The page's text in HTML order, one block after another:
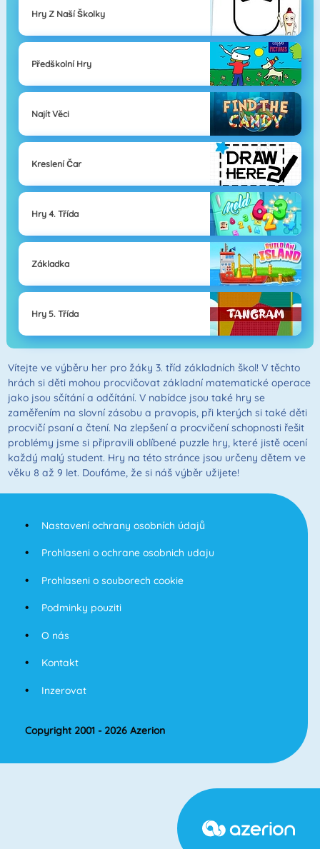
Hry Z Naší Školky
Předškolní Hry
Najít Věci
Kreslení Čar
Hry 4. Třída
Základka
Hry 5. Třída
Vítejte ve výběru her pro žáky 3. tříd základních škol! V těchto
hrách si děti mohou procvičovat základní matematické operace
jako jsou sčítání a odčítání. V nabídce jsou také hry se
zaměřením na slovní zásobu a pravopis, při kterých si také děti
procvičí psaní a čtení. Na zlepšení a procvičení schopnosti řešit
problémy jsme si připravili oblíbené puzzle hry, které jistě ocení
každý malý student. Hry na této stránce jsou určeny dětem ve
věku 8 až 9 let. Doufáme, že si náš výběr užijete!
Nastavení ochrany osobních údajů
Prohlaseni o ochrane osobnich udaju
Prohlaseni o souborech cookie
Podminky pouziti
O nás
Kontakt
Inzerovat
Copyright 2001 - 2026 Azerion